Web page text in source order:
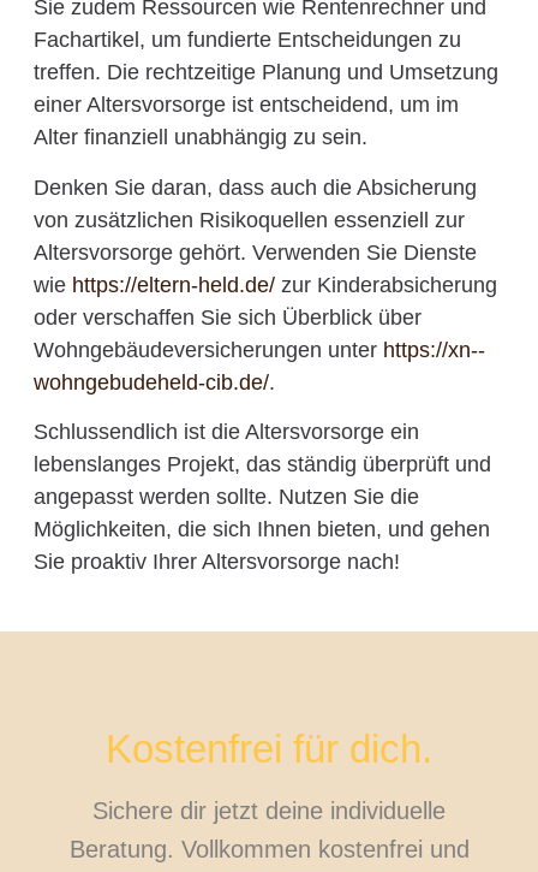
Sie zudem Ressourcen wie Rentenrechner und
Fachartikel, um fundierte Entscheidungen zu
treffen. Die rechtzeitige Planung und Umsetzung
einer Altersvorsorge ist entscheidend, um im
Alter finanziell unabhängig zu sein.
Denken Sie daran, dass auch die Absicherung
von zusätzlichen Risikoquellen essenziell zur
Altersvorsorge gehört. Verwenden Sie Dienste
wie https://eltern-held.de/zur Kinderabsicherung
oder verschaffen Sie sich Überblick über
Wohngebäudeversicherungen unter https://xn--
wohngebudeheld-cib.de/.
Schlussendlich ist die Altersvorsorge ein
lebenslanges Projekt, das ständig überprüft und
angepasst werden sollte. Nutzen Sie die
Möglichkeiten, die sich Ihnen bieten, und gehen
Sie proaktiv Ihrer Altersvorsorge nach!
Kostenfrei für dich.
Sichere dir jetzt deine individuelle
Beratung. Vollkommen kostenfrei und